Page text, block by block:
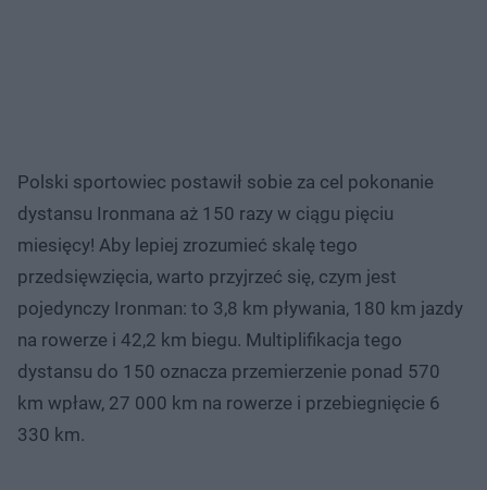
Polski sportowiec postawił sobie za cel pokonanie
dystansu Ironmana aż 150 razy w ciągu pięciu
miesięcy! Aby lepiej zrozumieć skalę tego
przedsięwzięcia, warto przyjrzeć się, czym jest
pojedynczy Ironman: to 3,8 km pływania, 180 km jazdy
na rowerze i 42,2 km biegu. Multiplifikacja tego
dystansu do 150 oznacza przemierzenie ponad 570
km wpław, 27 000 km na rowerze i przebiegnięcie 6
330 km.